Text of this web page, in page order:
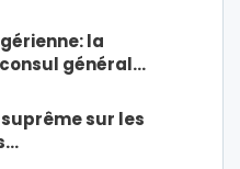
la
général…
sur les